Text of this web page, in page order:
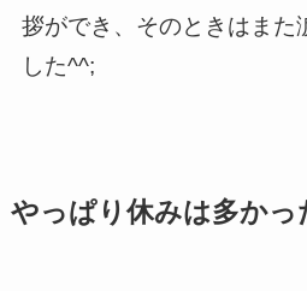
拶ができ、そのときはまた
した^^;
やっぱり休みは多かっ